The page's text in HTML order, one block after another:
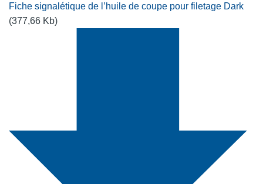
Fiche signalétique de l’huile de coupe pour filetage Dark
(377,66 Kb)